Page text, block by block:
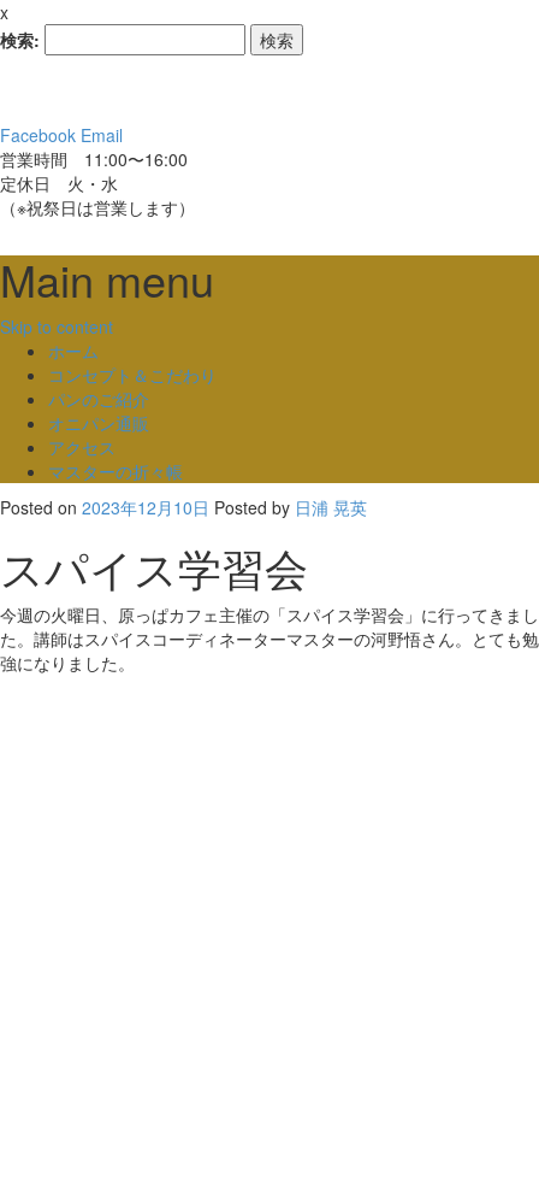
x
検索:
Facebook Email
営業時間 11:00〜16:00
定休日 火・水
（※祝祭日は営業します）
Main menu
Skip to content
ホーム
コンセプト＆こだわり
パンのご紹介
オニパン通販
アクセス
マスターの折々帳
Posted on 2023年12月10日 Posted by 日浦 晃英
スパイス学習会
今週の火曜日、原っぱカフェ主催の「スパイス学習会」に行ってきまし
た。講師はスパイスコーディネーターマスターの河野悟さん。とても勉
強になりました。